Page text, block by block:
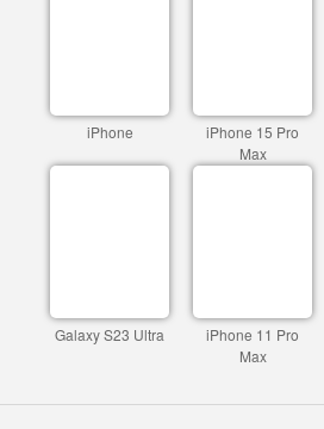
iPhone
iPhone 15 Pro
Max
Galaxy S23 Ultra
iPhone 11 Pro
Max